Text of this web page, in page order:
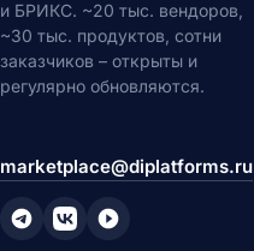
и БРИКС. ~20 тыс. вендоров,
~30 тыс. продуктов, сотни
заказчиков – открыты и
регулярно обновляются.
marketplace@diplatforms.ru